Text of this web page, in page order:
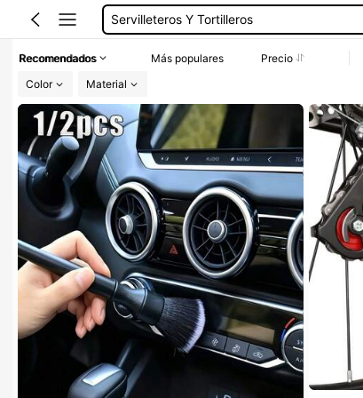
Herramienta De Carpintería
Limpiador De Cadena De Bicicleta
Recomendados Más populares Precio
Color
Material